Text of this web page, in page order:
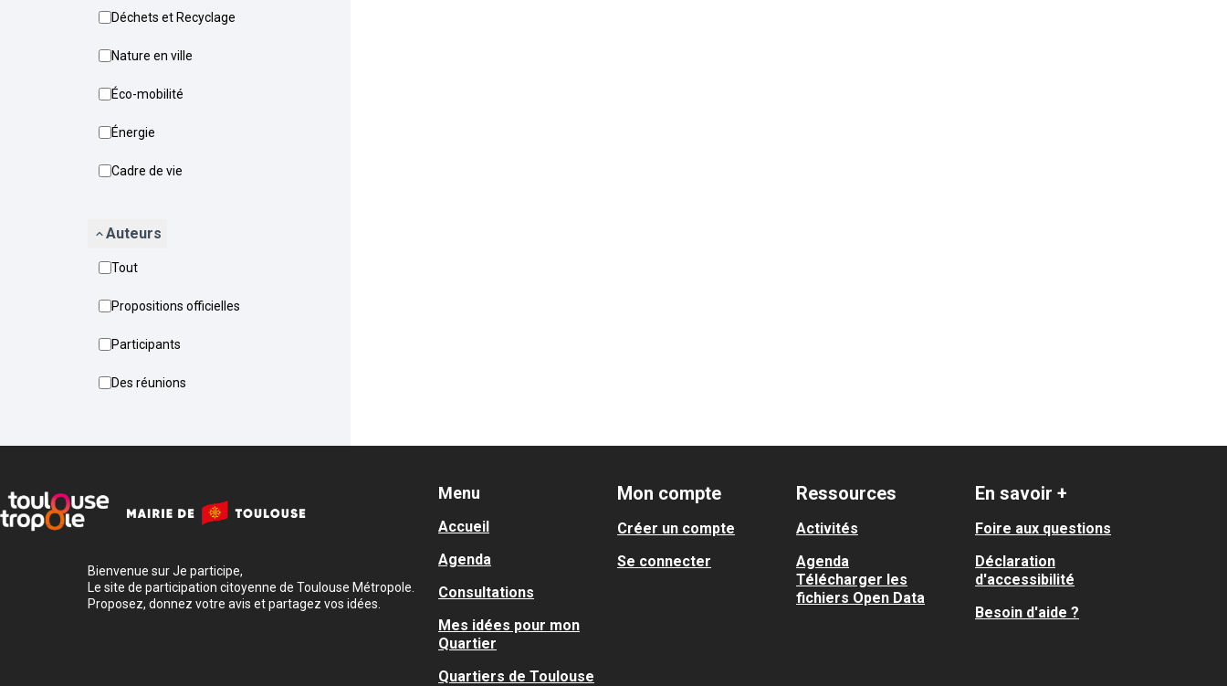
Déchets et Recyclage
Nature en ville
Éco-mobilité
Énergie
Cadre de vie
Auteurs
Tout
Propositions officielles
Participants
Des réunions
Bienvenue sur Je participe,
Le site de participation citoyenne de Toulouse Métropole.
Proposez, donnez votre avis et partagez vos idées.
Menu
Accueil
Agenda
Consultations
Mes idées pour mon
Quartier
Quartiers de Toulouse
Mon compte
Créer un compte
Se connecter
Ressources
Activités
Agenda
Télécharger les
fichiers Open Data
En savoir +
Foire aux questions
Déclaration
d'accessibilité
Besoin d'aide ?